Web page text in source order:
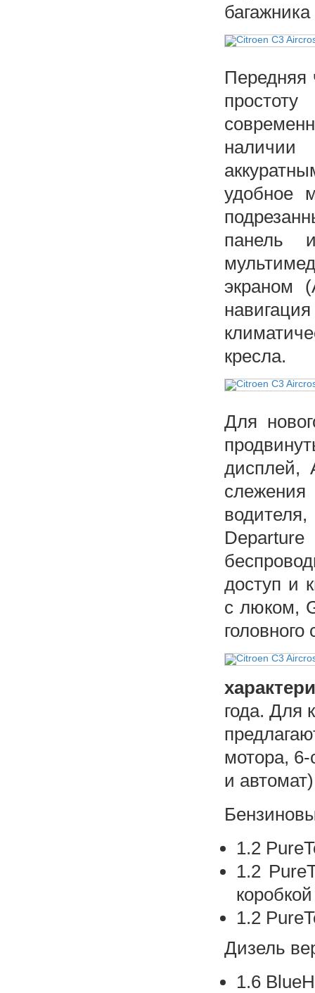
Передняя
удобное
панель
экраном
кресла.
Для
дисплей,
доступ и
с люком,
головного
года. Для
мотора, 6-
и
1.2
1.2
1.2
Дизель
1.6